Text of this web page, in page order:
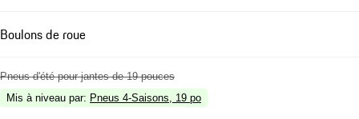
Boulons de roue
Pneus d'été pour jantes de 19 pouces
Mis à niveau par: Pneus 4-Saisons, 19 po